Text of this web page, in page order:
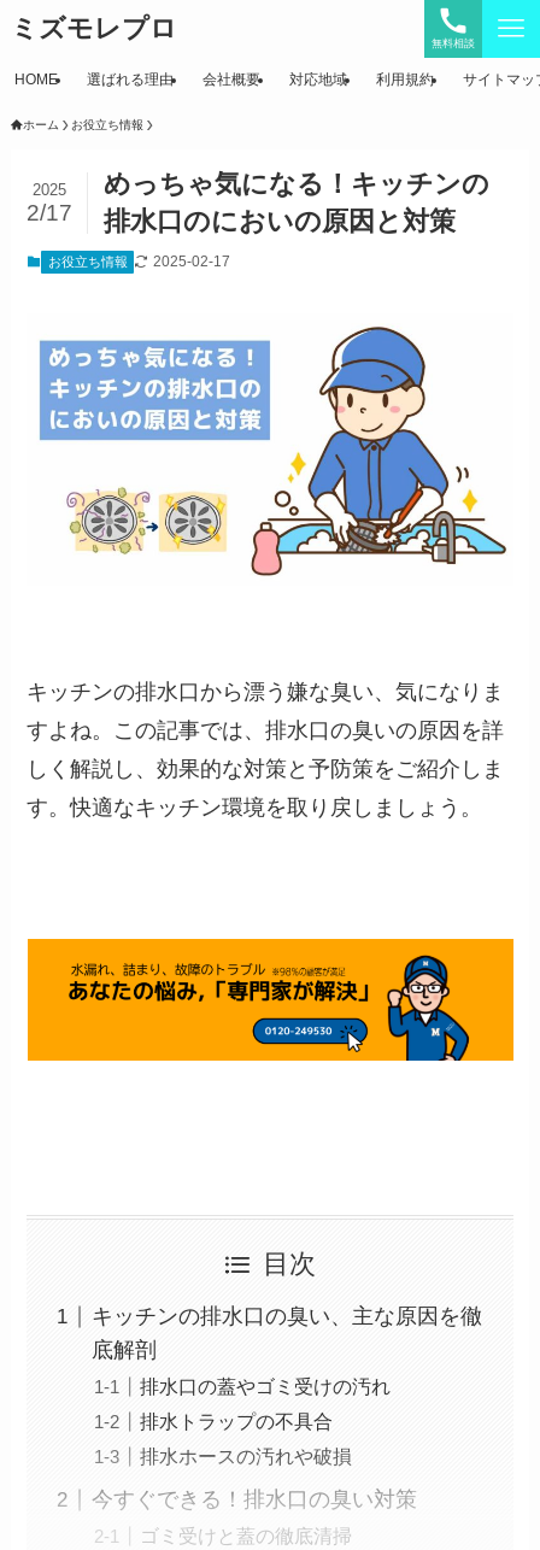
ミズモレプロ 無料相談
HOME 選ばれる理由 会社概要 対応地域 利用規約 サイトマッ
ホーム お役立ち情報
めっちゃ気になる！キッチンの
排水口のにおいの原因と対策
2025
2/17
お役立ち情報 2025-02-17
キッチンの排水口から漂う嫌な臭い、気になりま
すよね。この記事では、排水口の臭いの原因を詳
しく解説し、効果的な対策と予防策をご紹介しま
す。快適なキッチン環境を取り戻しましょう。
目次
キッチンの排水口の臭い、主な原因を徹
底解剖
排水口の蓋やゴミ受けの汚れ
排水トラップの不具合
排水ホースの汚れや破損
今すぐできる！排水口の臭い対策
ゴミ受けと蓋の徹底清掃